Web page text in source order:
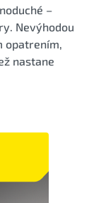
–
Nevýhodou
opatrením,
nastane